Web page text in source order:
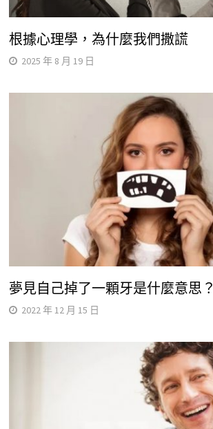
根據心理學，為什麼我們撒謊
2025 年 8 月 19 日
夢見自己掉了一顆牙是什麼意思？
2022 年 12 月 15 日